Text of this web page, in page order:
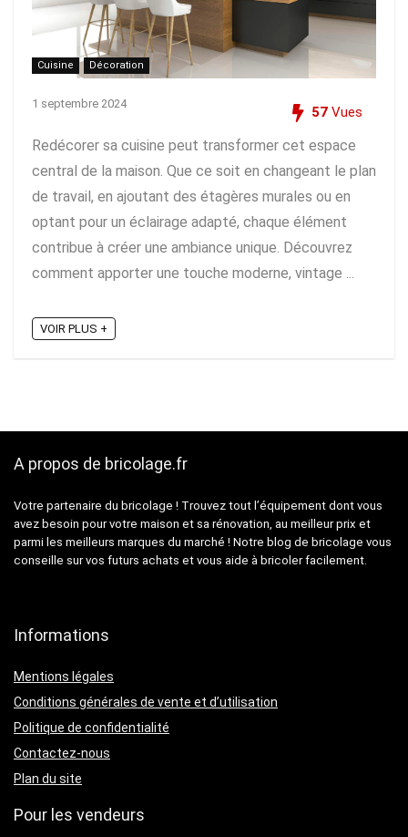
Cuisine Décoration
1 septembre 2024
57 Vues
Redécorer sa cuisine peut transformer cet espace
central de la maison. Que ce soit en changeant le plan
de travail, en ajoutant des étagères murales ou en
optant pour un éclairage adapté, chaque élément
contribue à créer une ambiance unique. Découvrez
comment apporter une touche moderne, vintage ...
VOIR PLUS +
A propos de bricolage.fr
Votre partenaire du bricolage ! Trouvez tout l’équipement dont vous
avez besoin pour votre maison et sa rénovation, au meilleur prix et
parmi les meilleurs marques du marché ! Notre blog de bricolage vous
conseille sur vos futurs achats et vous aide à bricoler facilement.
Informations
Mentions légales
Conditions générales de vente et d’utilisation
Politique de confidentialité
Contactez-nous
Plan du site
Pour les vendeurs